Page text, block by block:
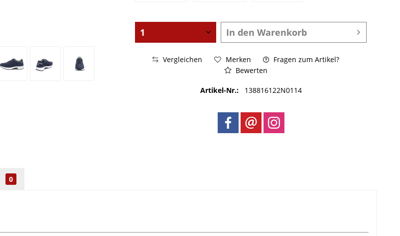
In den Warenkorb
Vergleichen Merken
Fragen zum Artikel?
Bewerten
Artikel-Nr.: 138816122N0114
0